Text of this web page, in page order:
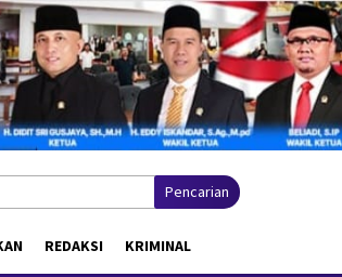
Pencarian
REDAKSI KRIMINAL